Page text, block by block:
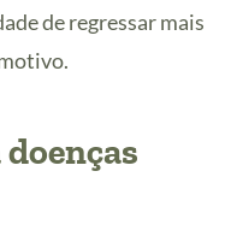
de regressar mais